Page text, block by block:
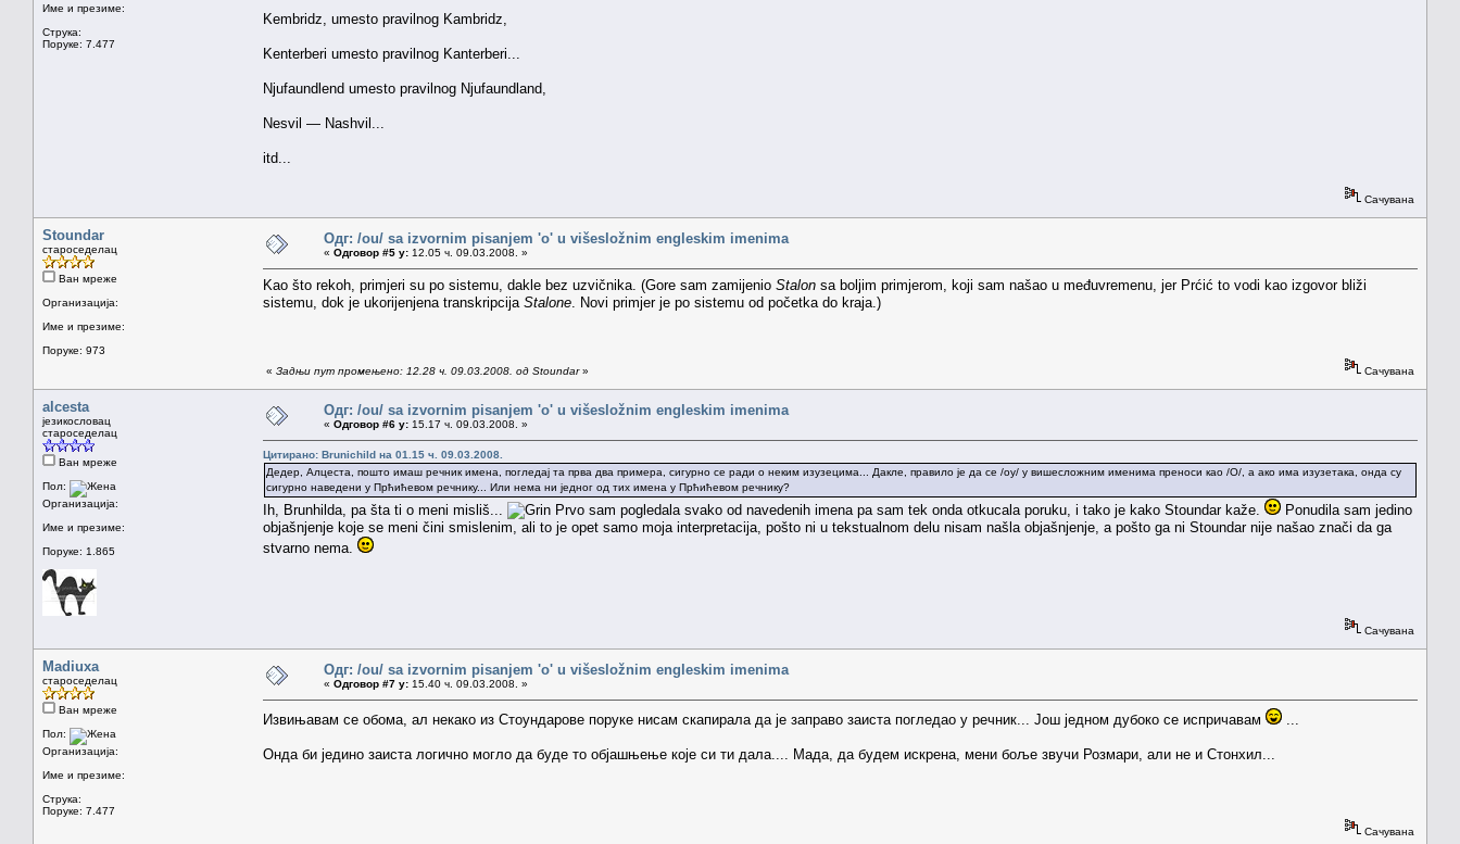
Име и презиме:
Струка:
Поруке: 7.477
Kembridz, umesto pravilnog Kambridz,
Kenterberi umesto pravilnog Kanterberi...
Njufaundlend umesto pravilnog Njufaundland,
Nesvil — Nashvil...
itd...
Сачувана
Stoundar
староседелац
Ван мреже
Организација:
Име и презиме:
Поруке: 973
Одг: /ou/ sa izvornim pisanjem 'o' u višesložnim engleskim imenima
« Одговор #5 у: 12.05 ч. 09.03.2008. »
Kao što rekoh, primjeri su po sistemu, dakle bez uzvičnika. (Gore sam zamijenio Stalon sa boljim primjerom, koji sam našao u međuvremenu, jer Prćić to vodi kao izgovor bliži
sistemu, dok je ukorijenjena transkripcija Stalone . Novi primjer je po sistemu od početka do kraja.)
« Задњи пут промењено: 12.28 ч. 09.03.2008. од Stoundar» Сачувана
alcesta
језикословац
староседелац
Ван мреже
Пол:
Организација:
Име и презиме:
Поруке: 1.865
Одг: /ou/ sa izvornim pisanjem 'o' u višesložnim engleskim imenima
« Одговор #6 у: 15.17 ч. 09.03.2008. »
Цитирано: Brunichild на 01.15 ч. 09.03.2008.
Дедер, Алцеста, пошто имаш речник имена, погледај та прва два примера, сигурно се ради о неким изузецима... Дакле, правило је да се /оу/ у вишесложним именима преноси као /О/, а ако има изузетака, онда су
сигурно наведени у Прћићевом речнику... Или нема ни једног од тих имена у Прћићевом речнику?
Ih, Brunhilda, pa šta ti o meni misliš... Prvo sam pogledala svako od navedenih imena pa sam tek onda otkucala poruku, i tako je kako Stoundar kaže.
Ponudila sam jedino
objašnjenje koje se meni čini smislenim, ali to je opet samo moja interpretacija, pošto ni u tekstualnom delu nisam našla objašnjenje, a pošto ga ni Stoundar nije našao znači da ga
stvarno nema.
Сачувана
Madiuxa
староседелац
Ван мреже
Пол:
Организација:
Име и презиме:
Струка:
Поруке: 7.477
Одг: /ou/ sa izvornim pisanjem 'o' u višesložnim engleskim imenima
« Одговор #7 у: 15.40 ч. 09.03.2008. »
Извињавам се обома, ал некако из Стоундарове поруке нисам скапирала да је заправо заиста погледао у речник... Још једном дубоко се испричавам
Онда би једино заиста логично могло да буде то објашњење које си ти дала.... Мада, да будем искрена, мени боље звучи Розмари, али не и Стонхил...
Сачувана